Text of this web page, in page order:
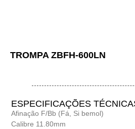
TROMPA ZBFH-600LN
ESPECIFICAÇÕES
Afinação F/Bb (Fá, Si bemol)
Calibre 11.80mm